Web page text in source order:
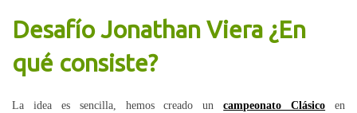
Desafío Jonathan Viera ¿En
qué consiste?
La idea es sencilla, hemos creado uncampeonato Clásico en